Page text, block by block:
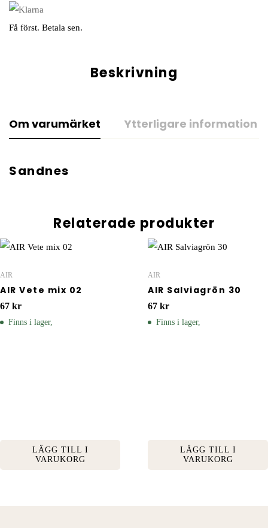
Få först. Betala sen.
Beskrivning
Om varumärket Ytterligare information
Sandnes
Relaterade produkter
AIR
AIR Vete mix 02
67 kr
Finns i lager,
LÄGG TILL I
VARUKORG
AIR
AIR Salviagrön 30
67 kr
Finns i lager,
LÄGG TILL I
VARUKORG